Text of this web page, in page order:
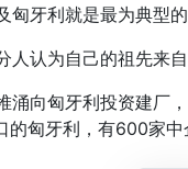
匈牙利就是最为典型
认为自己的祖先来
向匈牙利投资建厂
的匈牙利，有600家中